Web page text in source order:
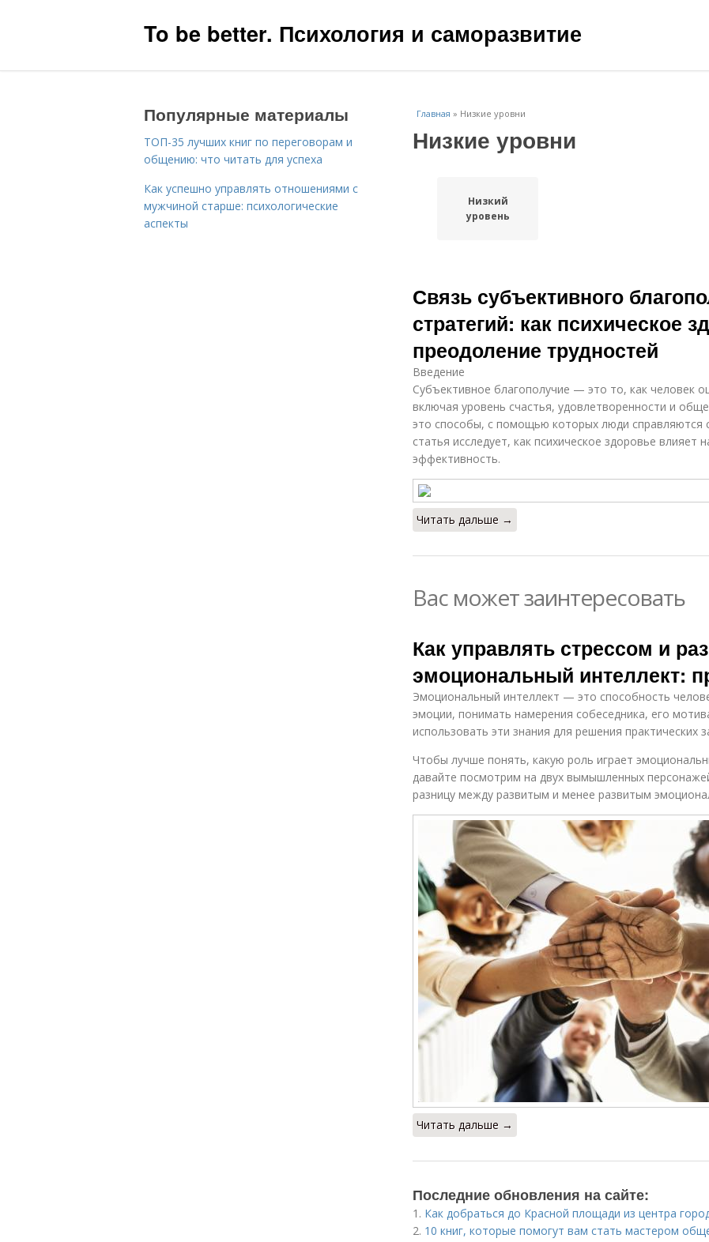
To be better. Психология и саморазвитие
Главная » Низкие уровни
Низкие уровни
Низкий
уровень
Связь субъективного
стратегий: как психическое
преодоление трудностей
Введение
Субъективное благополучие — это то, как человек
включая уровень счастья, удовлетворенности и
это способы, с помощью которых люди справляются
статья исследует, как психическое здоровье влияет
эффективность.
Читать дальше →
Вас может заинтересовать
Как управлять стрессом и
эмоциональный интеллект:
Эмоциональный интеллект — это способность
эмоции, понимать намерения собеседника, его
использовать эти знания для решения практических
Чтобы лучше понять, какую роль играет
давайте посмотрим на двух вымышленных
разницу между развитым и менее развитым
Читать дальше →
Последние обновления на сайте:
1. Как добраться до Красной площади из центра
2. 10 книг, которые помогут вам стать мастером
Популярные материалы
ТОП-35 лучших книг по переговорам и
общению: что читать для успеха
Как успешно управлять отношениями с
мужчиной старше: психологические
аспекты